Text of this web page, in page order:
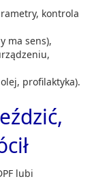
kontrola
ma sens),
profilaktyka).
lubi